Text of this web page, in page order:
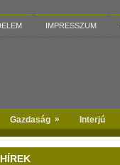
IMPRESSZUM
Gazdaság » Interjú